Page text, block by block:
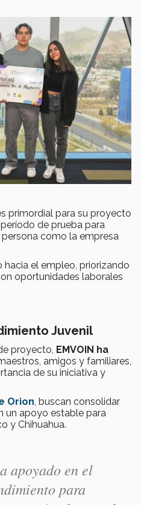
primordial para su proyecto
de prueba para
como la empresa
hacia el empleo, priorizando
oportunidades laborales
Juvenil
proyecto, EMVOIN ha
amigos y familiares,
de su iniciativa y
Orion, buscan consolidar
un apoyo estable para
y Chihuahua.
apoyado en el
para